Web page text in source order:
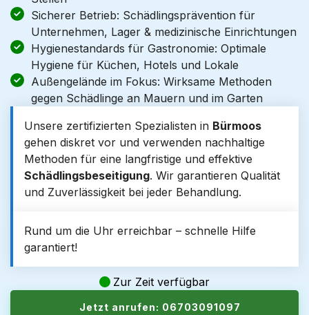
Sicherer Betrieb: Schädlingsprävention für
Unternehmen, Lager & medizinische Einrichtungen
Hygienestandards für Gastronomie: Optimale
Hygiene für Küchen, Hotels und Lokale
Außengelände im Fokus: Wirksame Methoden
gegen Schädlinge an Mauern und im Garten
Unsere zertifizierten Spezialisten in Bürmoos
gehen diskret vor und verwenden nachhaltige
Methoden für eine langfristige und effektive
Schädlingsbeseitigung. Wir garantieren Qualität
und Zuverlässigkeit bei jeder Behandlung.
Rund um die Uhr erreichbar – schnelle Hilfe
garantiert!
Zur Zeit verfügbar
Jetzt anrufen: 06703091097